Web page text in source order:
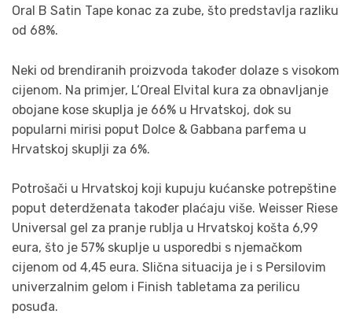
Oral B Satin Tape konac za zube, što predstavlja razliku
od 68%.
Neki od brendiranih proizvoda također dolaze s visokom
cijenom. Na primjer, L‘Oreal Elvital kura za obnavljanje
obojane kose skuplja je 66% u Hrvatskoj, dok su
popularni mirisi poput Dolce & Gabbana parfema u
Hrvatskoj skuplji za 6%.
Potrošači u Hrvatskoj koji kupuju kućanske potrepštine
poput deterdženata također plaćaju više. Weisser Riese
Universal gel za pranje rublja u Hrvatskoj košta 6,99
eura, što je 57% skuplje u usporedbi s njemačkom
cijenom od 4,45 eura. Slična situacija je i s Persilovim
univerzalnim gelom i Finish tabletama za perilicu
posuđa.